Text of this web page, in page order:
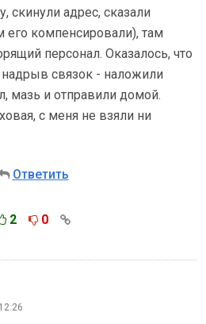
скинули адрес, сказали
его компенсировали), там
персонал. Оказалось, что
связок - наложили
мазь и отправили домой.
с меня не взяли ни
Ответить
2 0